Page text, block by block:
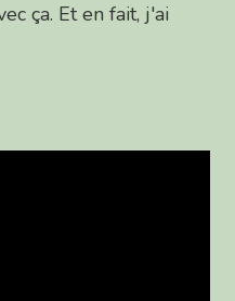
ça. Et en fait, j'ai